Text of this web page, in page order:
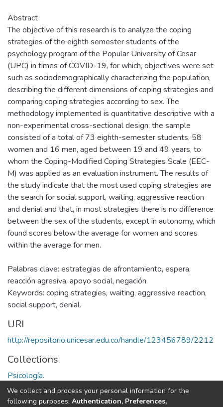
Abstract
The objective of this research is to analyze the coping
strategies of the eighth semester students of the
psychology program of the Popular University of Cesar
(UPC) in times of COVID-19, for which, objectives were set
such as sociodemographically characterizing the population,
describing the different dimensions of coping strategies and
comparing coping strategies according to sex. The
methodology implemented is quantitative descriptive with a
non-experimental cross-sectional design; the sample
consisted of a total of 73 eighth-semester students, 58
women and 16 men, aged between 19 and 49 years, to
whom the Coping-Modified Coping Strategies Scale (EEC-
M) was applied as an evaluation instrument. The results of
the study indicate that the most used coping strategies are
the search for social support, waiting, aggressive reaction
and denial and that, in most strategies there is no difference
between the sex of the students, except in autonomy, which
found scores below the average for women and scores
within the average for men.
Palabras clave: estrategias de afrontamiento, espera,
reacción agresiva, apoyo social, negación.
Keywords: coping strategies, waiting, aggressive reaction,
social support, denial.
URI
http://repositorio.unicesar.edu.co/handle/123456789/2212
Collections
Psicología.
Full item page
We collect and process your personal information for the
following purposes: Authentication, Preferences,